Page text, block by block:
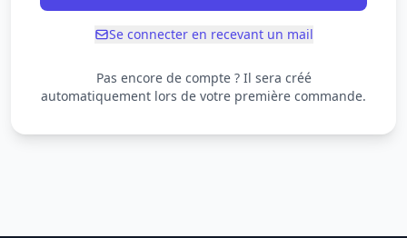
Se connecter en recevant un mail
Pas encore de compte ? Il sera créé
automatiquement lors de votre première commande.